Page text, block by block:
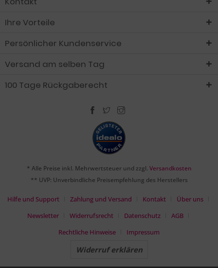
Ihre Vorteile
Persönlicher Kundenservice
Versand am selben Tag
100 Tage Rückgaberecht
* Alle Preise inkl. Mehrwertsteuer und zzgl. Versandkosten
** UVP: Unverbindliche Preisempfehlung des Herstellers
Hilfe und Support Zahlung und Versand Kontakt
Über uns
Newsletter
Widerrufsrecht Datenschutz
AGB
Rechtliche Hinweise
Impressum
Widerruf erklären